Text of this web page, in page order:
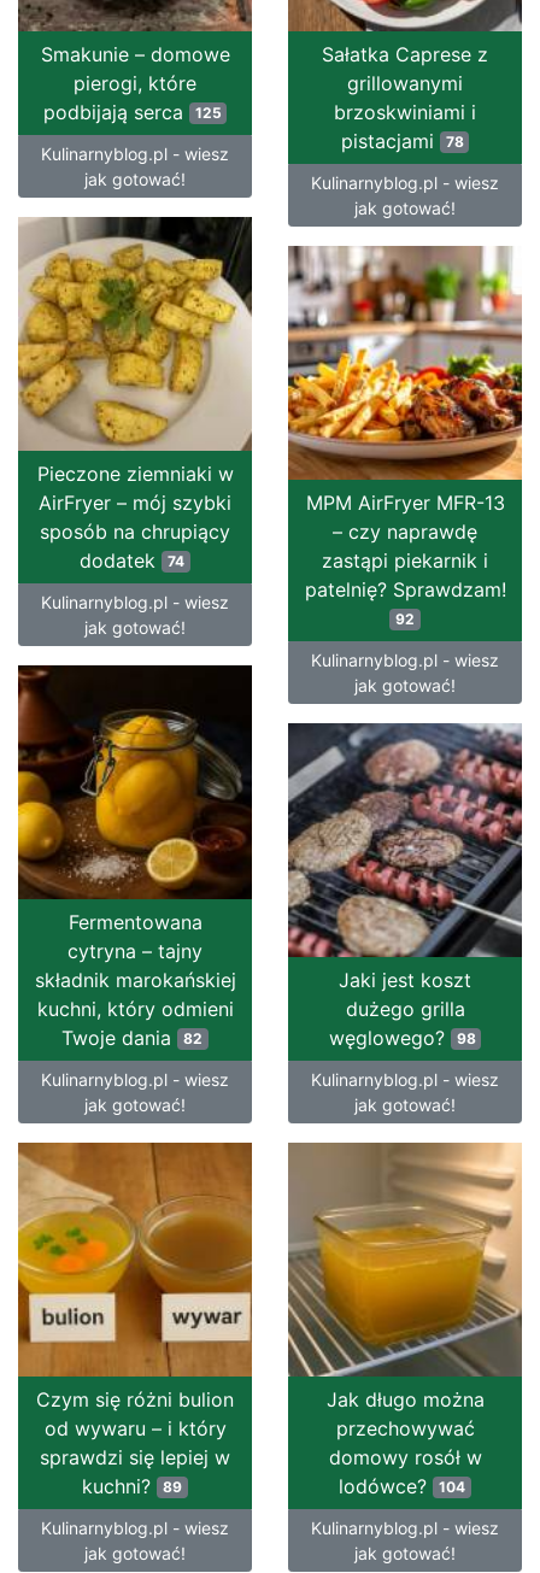
Smakunie – domowe
pierogi, które
podbijają serca
125
Kulinarnyblog.pl - wiesz
jak gotować!
Sałatka Caprese z
grillowanymi
brzoskwiniami i
pistacjami
78
Kulinarnyblog.pl - wiesz
jak gotować!
Pieczone ziemniaki w
AirFryer – mój szybki
sposób na chrupiący
dodatek 74
Kulinarnyblog.pl - wiesz
jak gotować!
MPM AirFryer MFR-13
– czy naprawdę
zastąpi piekarnik i
patelnię? Sprawdzam!
92
Kulinarnyblog.pl - wiesz
jak gotować!
Fermentowana
cytryna – tajny
składnik marokańskiej
kuchni, który odmieni
Twoje dania 82
Kulinarnyblog.pl - wiesz
jak gotować!
Jaki jest koszt
dużego grilla
węglowego?
98
Kulinarnyblog.pl - wiesz
jak gotować!
Czym się różni bulion
od wywaru – i który
sprawdzi się lepiej w
kuchni? 89
Kulinarnyblog.pl - wiesz
jak gotować!
Jak długo można
przechowywać
domowy rosół w
lodówce? 104
Kulinarnyblog.pl - wiesz
jak gotować!